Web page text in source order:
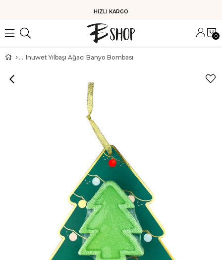
HIZLI KARGO
0
Inuwet Yılbaşı Ağacı Banyo Bombası